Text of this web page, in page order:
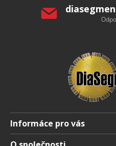
Informáce pro vás
Doprava a platba